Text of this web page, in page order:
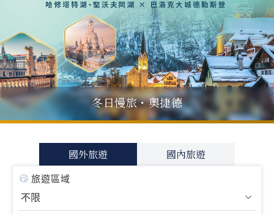
父親節．限時特別企劃
一人旅行Solo Travel
山海雙享・北海道
冬日慢旅・奧捷德續章雙城・緩慢峴港
國外旅遊 國內旅遊
旅遊區域